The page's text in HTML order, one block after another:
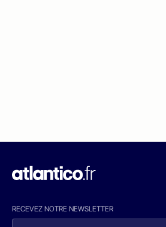
RECEVEZ NOTRE NEWSLETTER